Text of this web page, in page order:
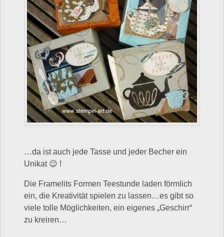
…da ist auch jede Tasse und jeder Becher ein
Unikat 😉 !
Die Framelits Formen Teestunde laden förmlich
ein, die Kreativität spielen zu lassen…es gibt so
viele tolle Möglichkeiten, ein eigenes „Geschirr“
zu kreiren…